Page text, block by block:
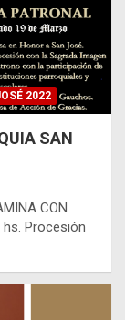
2022
SAN
CON
hs. Procesión